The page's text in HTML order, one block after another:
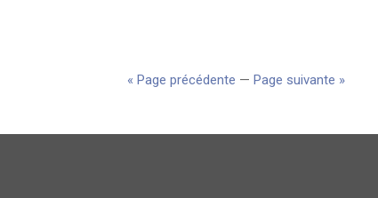
« Page précédente — Page suivante »